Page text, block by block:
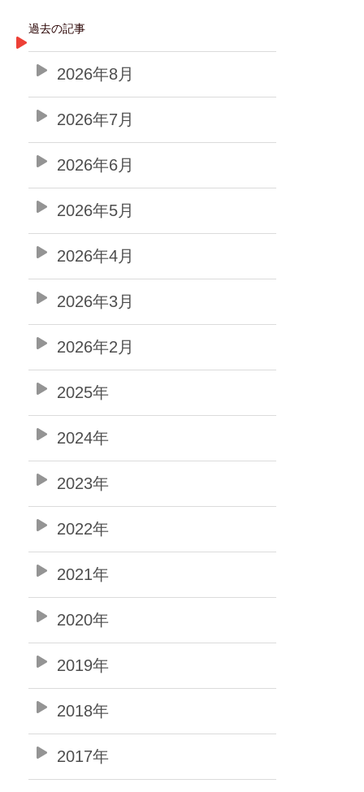
過去の記事
2026年8月
2026年7月
2026年6月
2026年5月
2026年4月
2026年3月
2026年2月
2025年
2024年
2023年
2022年
2021年
2020年
2019年
2018年
2017年